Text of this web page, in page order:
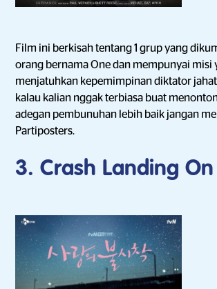
Film ini berkisah tentang 1 grup yang
orang bernama One dan mempunyai misi
menjatuhkan kepemimpinan diktator
kalau kalian nggak terbiasa buat
adegan pembunuhan lebih baik jangan
Partiposters.
3. Crash Landing On